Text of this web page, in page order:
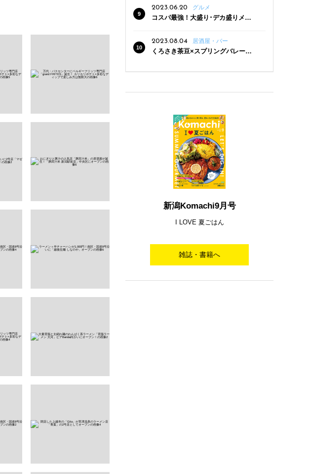
2023.06.20
グルメ
コスパ最強！大盛り･デカ盛りメニ
2023.08.04
居酒屋・バー
くろさき茶豆×スプリングバレー豊
新潟Komachi9月号
I LOVE 夏ごはん
雑誌・書籍へ